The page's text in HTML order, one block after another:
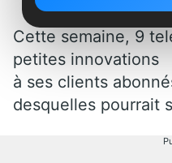
Cette semaine, 9
petites innovations
à ses clients
desquelles pourrait